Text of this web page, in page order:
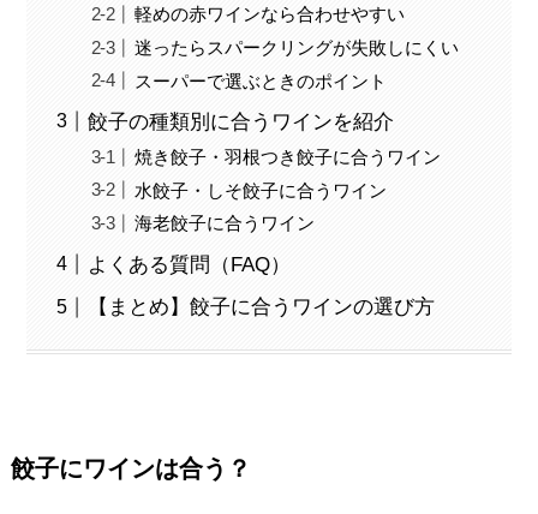
軽めの赤ワインなら合わせやすい
迷ったらスパークリングが失敗しにくい
スーパーで選ぶときのポイント
餃子の種類別に合うワインを紹介
焼き餃子・羽根つき餃子に合うワイン
水餃子・しそ餃子に合うワイン
海老餃子に合うワイン
よくある質問（FAQ）
【まとめ】餃子に合うワインの選び方
餃子にワインは合う？